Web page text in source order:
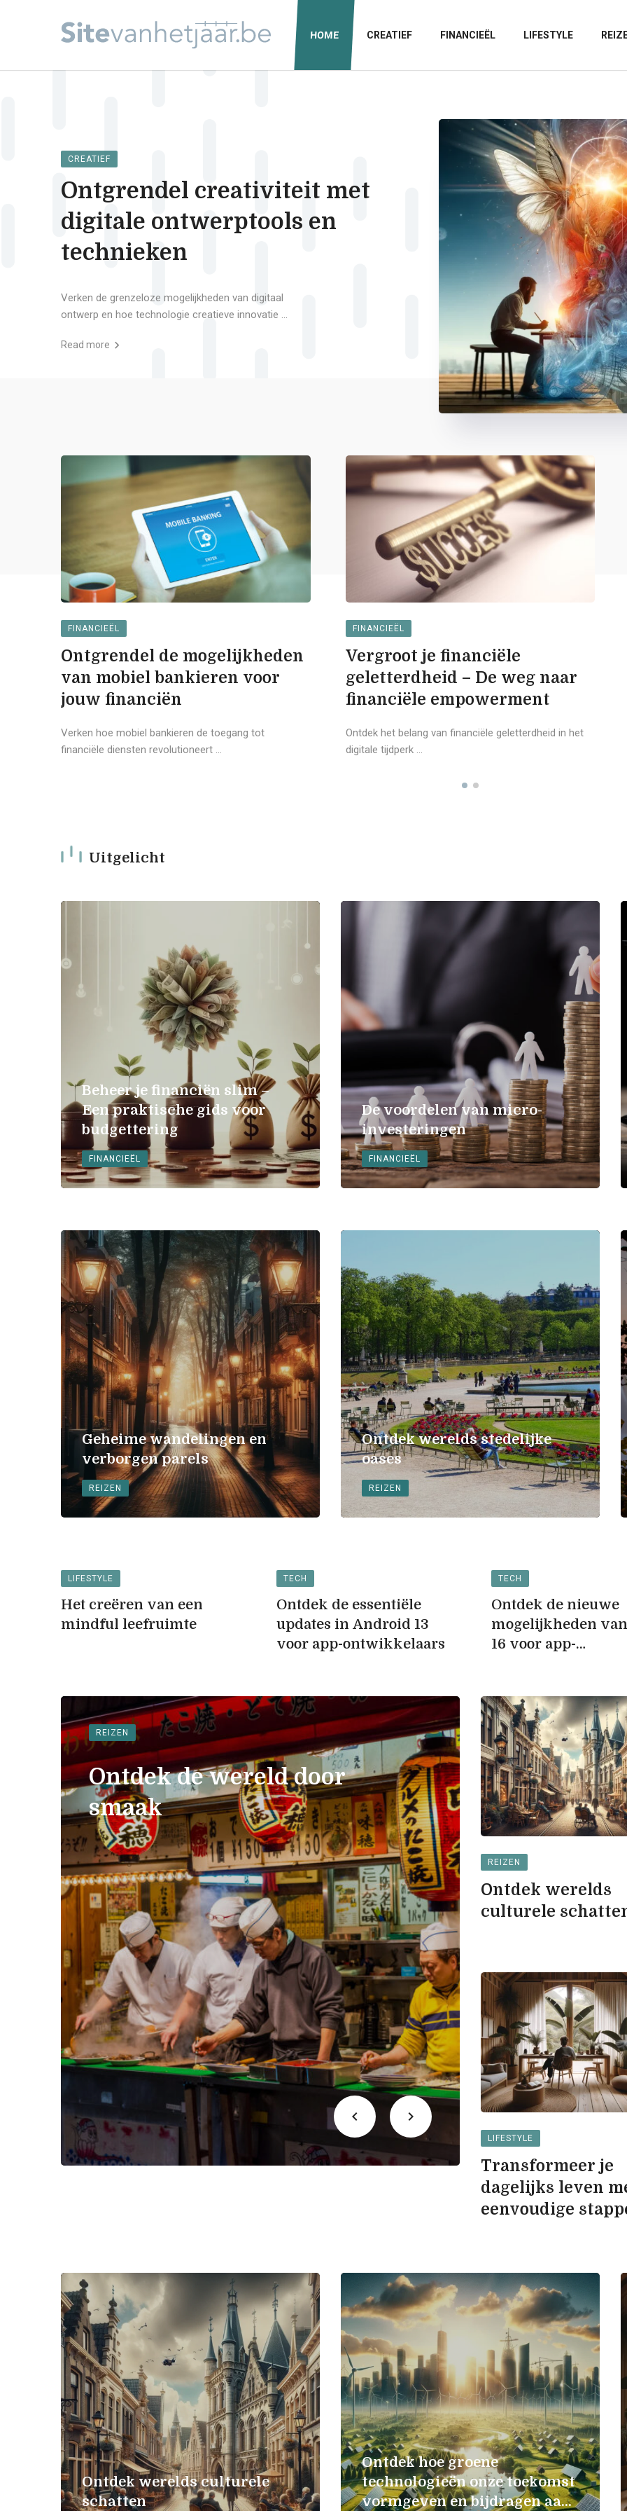
HOME CREATIEF FINANCIEËL LIFESTYLE
CREATIEF
Ontgrendel creativiteit met
digitale ontwerptools en
technieken
Verken de grenzeloze mogelijkheden van digitaal
ontwerp en hoe technologie creatieve innovatie ...
Read more
FINANCIEËL
Ontgrendel de mogelijkheden
van mobiel bankieren voor
jouw financiën
Verken hoe mobiel bankieren de toegang tot
financiële diensten revolutioneert ...
FINANCIEËL
Vergroot je financiële
geletterdheid – De weg naar
financiële empowerment
Ontdek het belang van financiële geletterdheid in het
digitale tijdperk ...
Uitgelicht
FINANCIEËL
Beheer je financiën slim –
Een praktische gids voor
budgettering
FINANCIEËL
De voordelen van micro-
investeringen
REIZEN
Geheime wandelingen en
verborgen parels
REIZEN
Ontdek werelds stedelijke
oases
REIZEN
Ontdek de wereld door
smaak
REIZEN
Een gids
reizen
REIZEN
Ontdek werelds
culturele
LIFESTYLE
Transformeer je
dagelijks leven
eenvoudige
LIFESTYLE
Het creëren van een
mindful leefruimte
TECH
Ontdek de essentiële
updates in Android 13
voor app-ontwikkelaars
TECH
Ontdek de nieuwe
mogelijkheden van
16 voor app-
Ontdek werelds culturele
schatten
Ontdek hoe groene
technologieën onze toekomst
vormgeven en bijdragen aan